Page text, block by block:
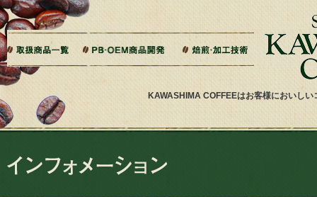
KAWASHIMA COFFEEはお客様においし
本文へジャンプ
ドリップバッグ加工
ティーバッグ加工
リキッドコーヒー加工
オーダー焙煎
パッケージデザイン・印刷